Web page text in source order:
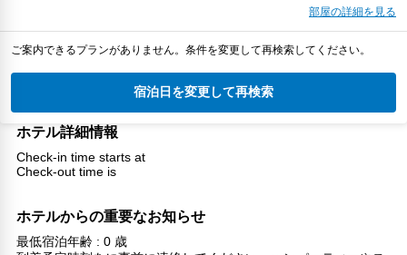
部屋の詳細を見る
ご案内できるプランがありません。条件を変更して再検索してください。
宿泊日を変更して再検索
ホテル詳細情報
Check-in time starts at
Check-out time is
ホテルからの重要なお知らせ
最低宿泊年齢 : 0 歳